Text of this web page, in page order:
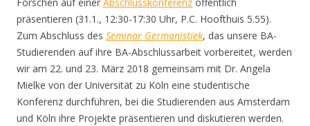
präsentieren (31.1., 12:30-17:30 Uhr, P.C. Hoofthuis 5.55).
Zum Abschluss des Seminar Germanistiek, das unsere BA-
Studierenden auf ihre BA-Abschlussarbeit vorbereitet, werden
wir am 22. und 23. März 2018 gemeinsam mit Dr. Angela
Mielke von der Universität zu Köln eine studentische
Konferenz durchführen, bei die Studierenden aus Amsterdam
und Köln ihre Projekte präsentieren und diskutieren werden.